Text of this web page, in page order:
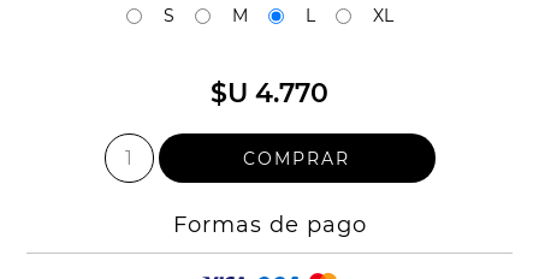
S
M L XL
$U 4.770
Formas de pago